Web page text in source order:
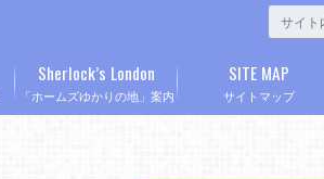
「ホームズゆかりの地」案内
Sherlock’s London
サイトマップ
SITE MAP